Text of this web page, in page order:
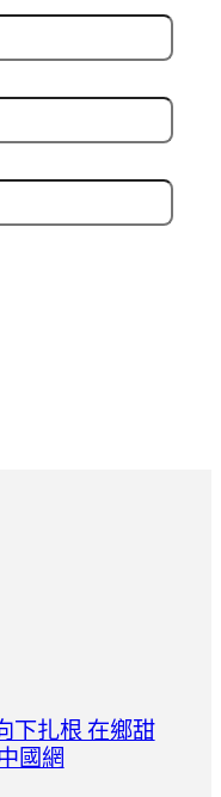
扎根 在鄉甜
國網